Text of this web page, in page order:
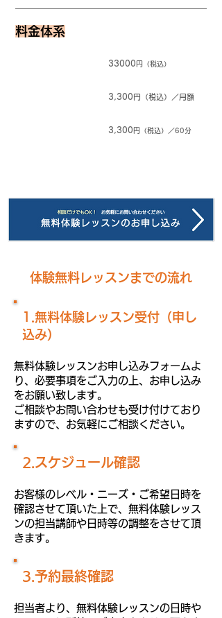
料金体系
33000 円（税込）
3,300円（税込）／月額
3,300 円（税込）／60分
体験無料レッスンまでの流れ
1.無料体験レッスン受付（申し
込み）
無料体験レッスンお申し込みフォームよ
り、必要事項をご入力の上、お申し込み
をお願い致します。
ご相談やお問い合わせも受け付けており
ますので、お気軽にご相談ください。
2.スケジュール確認
お客様のレベル・ニーズ・ご希望日時を
確認させて頂いた上で、無料体験レッス
ンの担当講師や日時等の調整をさせて頂
きます。
3.予約最終確認
担当者より、無料体験レッスンの日時や